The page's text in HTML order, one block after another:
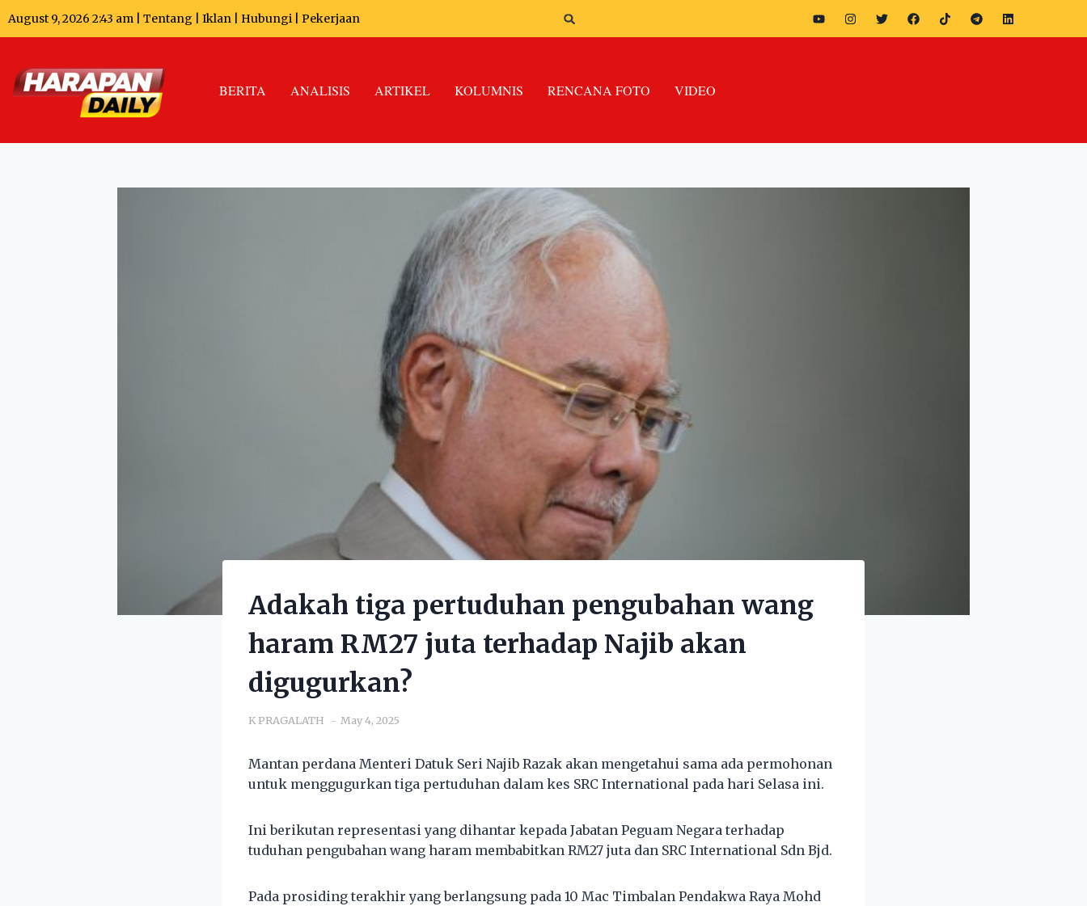
August 9, 2026 2:43 am | Tentang Iklan Hubungi Pekerjaan
BERITA ANALISIS ARTIKEL KOLUMNIS RENCANA FOTO VIDEO
Adakah tiga pertuduhan pengubahan wang
haram RM27 juta terhadap Najib akan
digugurkan?
K PRAGALATH May 4, 2025
Mantan perdana Menteri Datuk Seri Najib Razak akan mengetahui sama ada permohonan
untuk menggugurkan tiga pertuduhan dalam kes SRC International pada hari Selasa ini.
Ini berikutan representasi yang dihantar kepada Jabatan Peguam Negara terhadap
tuduhan pengubahan wang haram membabitkan RM27 juta dan SRC International Sdn Bjd.
Pada prosiding terakhir yang berlangsung pada 10 Mac Timbalan Pendakwa Raya Mohd